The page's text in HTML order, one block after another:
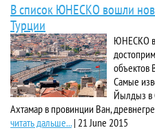
В спиcок ЮНЕСКО вошли
Турции
ЮНЕСКО
объектов
Самые
Йылдыз в
Ахтамар в провинции Ван,
читать дальше... | 21 June 2015